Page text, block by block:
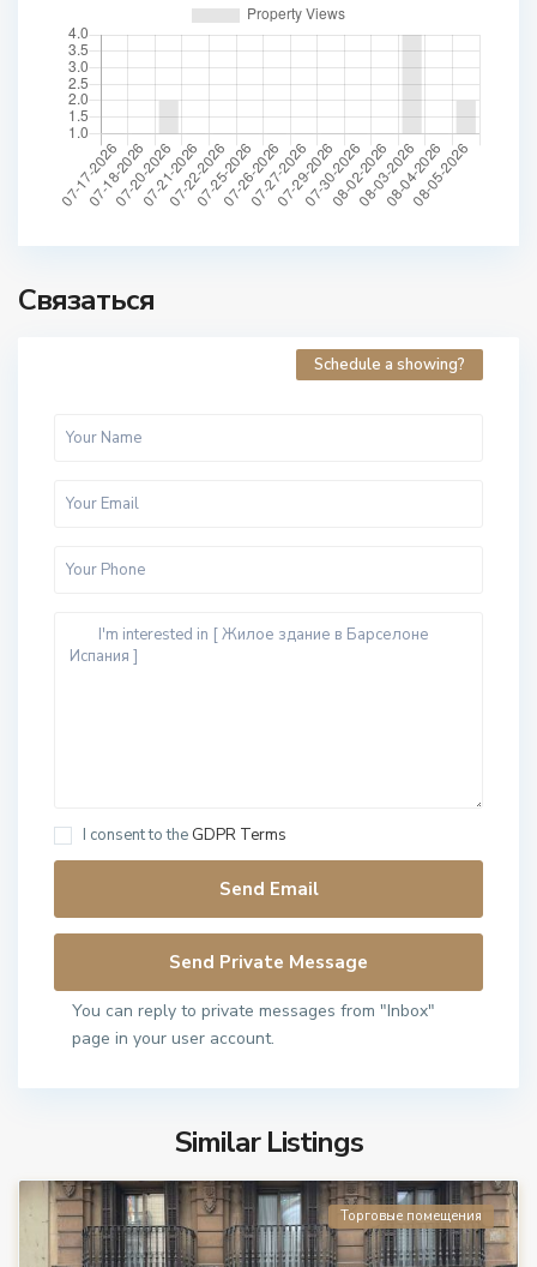
Связаться
Schedule a showing?
I consent to the GDPR Terms
You can reply to private messages from "Inbox"
page in your user account.
Similar Listings
Торговые помещения